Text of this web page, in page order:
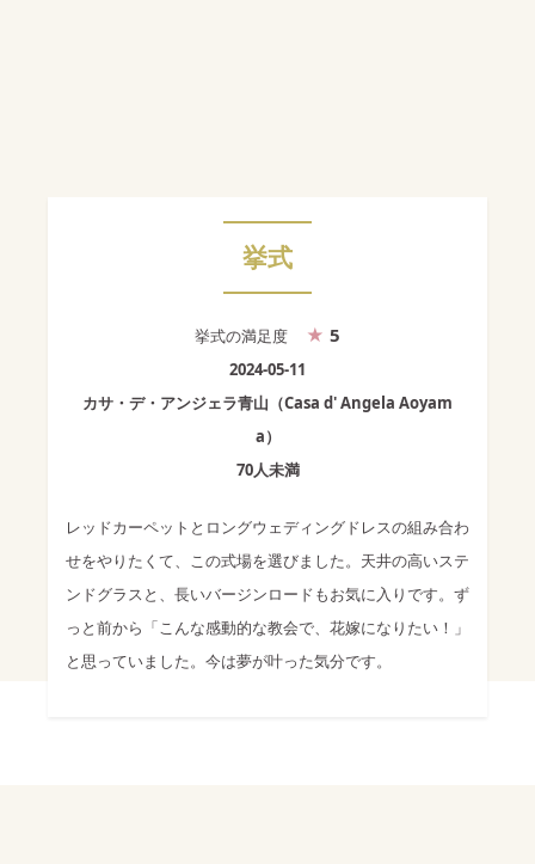
挙式
挙式の満足度 5
2024-05-11
カサ・デ・アンジェラ青山（Casa d' Angela Aoyam
a）
70人未満
レッドカーペットとロングウェディングドレスの組み合わ
せをやりたくて、この式場を選びました。天井の高いステ
ンドグラスと、長いバージンロードもお気に入りです。ず
っと前から「こんな感動的な教会で、花嫁になりたい！」
と思っていました。今は夢が叶った気分です。